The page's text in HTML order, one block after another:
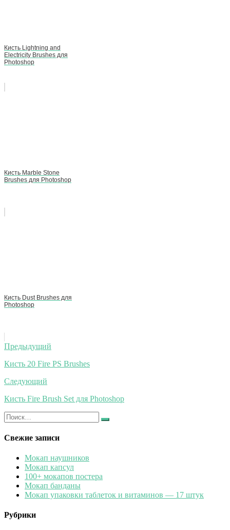
Кисть Lightning and
Electricity Brushes для
Photoshop
Кисть Marble Stone
Brushes для Photoshop
Кисть Dust Brushes для
Photoshop
Навигация
по
записям
Предыдущий
Кисть 20 Fire PS Brushes
Следующий
Кисть Fire Brush Set для Photoshop
Искать:
Найти
Свежие записи
Мокап наушников
Мокап капсул
100+ мокапов постера
Мокап банданы
Мокап упаковки таблеток и витаминов — 17 штук
Рубрики